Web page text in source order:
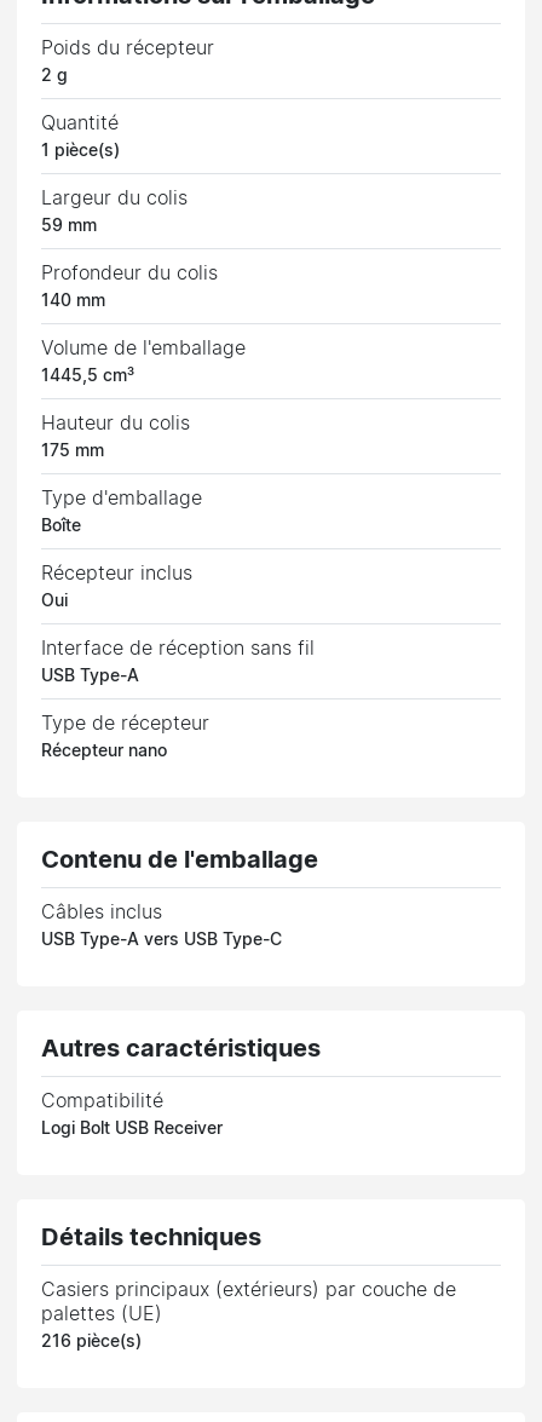
Poids du récepteur
2 g
Quantité
1 pièce(s)
Largeur du colis
59 mm
Profondeur du colis
140 mm
Volume de l'emballage
1445,5 cm³
Hauteur du colis
175 mm
Type d'emballage
Boîte
Récepteur inclus
Oui
Interface de réception sans fil
USB Type-A
Type de récepteur
Récepteur nano
Contenu de l'emballage
Câbles inclus
USB Type-A vers USB Type-C
Autres caractéristiques
Compatibilité
Logi Bolt USB Receiver
Détails techniques
Casiers principaux (extérieurs) par couche de
palettes (UE)
216 pièce(s)